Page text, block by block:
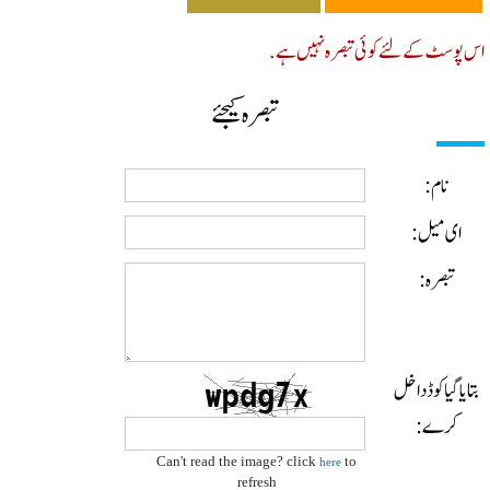
کے لئے کوئی تبصرہ نہیں ہے.
تبصرہ کیجئے
نام:
ای میل:
تبصرہ:
گیا کوڈ داخل
کرے:
Can't read the image? clickhere
refresh